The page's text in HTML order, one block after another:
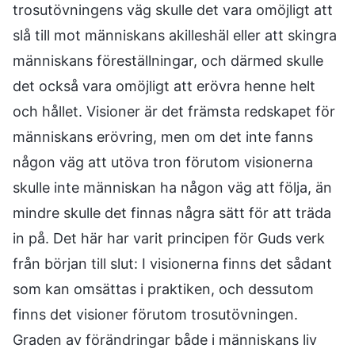
trosutövningens väg skulle det vara omöjligt att
slå till mot människans akilleshäl eller att skingra
människans föreställningar, och därmed skulle
det också vara omöjligt att erövra henne helt
och hållet. Visioner är det främsta redskapet för
människans erövring, men om det inte fanns
någon väg att utöva tron förutom visionerna
skulle inte människan ha någon väg att följa, än
mindre skulle det finnas några sätt för att träda
in på. Det här har varit principen för Guds verk
från början till slut: I visionerna finns det sådant
som kan omsättas i praktiken, och dessutom
finns det visioner förutom trosutövningen.
Graden av förändringar både i människans liv